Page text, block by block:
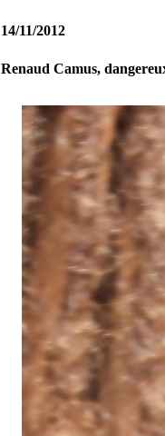
14/11/2012
Renaud Camus,